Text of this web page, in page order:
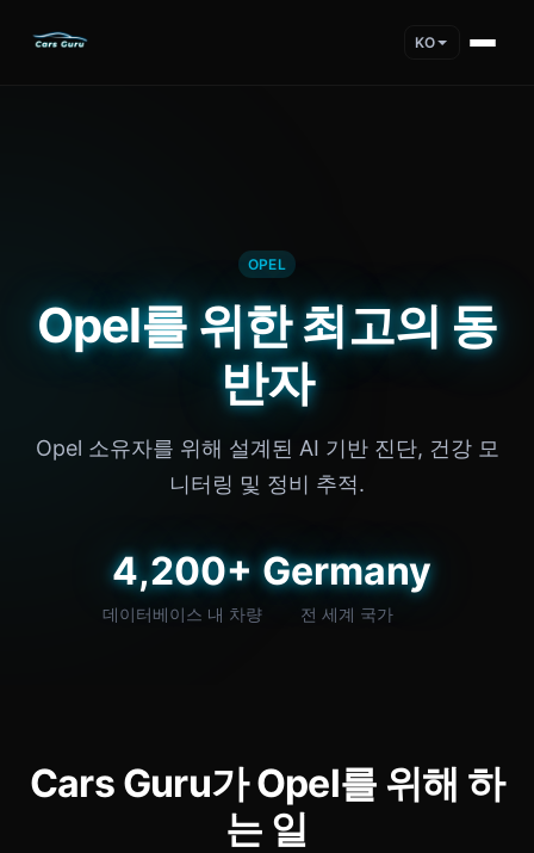
KO
OPEL
Opel를 위한 최고의 동
반자
Opel 소유자를 위해 설계된 AI 기반 진단, 건강 모
니터링 및 정비 추적.
4,200+
데이터베이스 내 차량
Germany
전 세계 국가
Cars Guru가 Opel를 위해 하
는 일